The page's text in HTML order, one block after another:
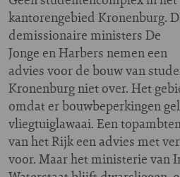
kantorengebied Kronenburg.
demissionaire ministers De
Jonge en Harbers nemen een
advies voor de bouw van
Kronenburg niet over. Het
omdat er bouwbeperkingen
vliegtuiglawaai. Een
van het Rijk een advies met
voor. Maar het ministerie van